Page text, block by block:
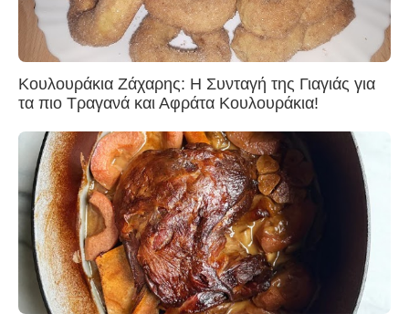
Κουλουράκια Ζάχαρης: Η Συνταγή της Γιαγιάς για
τα πιο Τραγανά και Αφράτα Κουλουράκια!